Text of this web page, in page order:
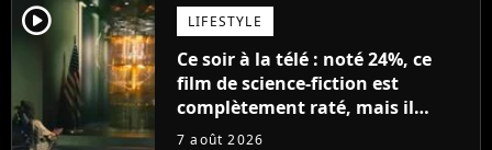
player2 LIFESTYLE
Ce soir à la télé : noté 24%, ce
film de science-fiction est
complètement raté, mais il
aurait pu être encore pire à
7 août 2026